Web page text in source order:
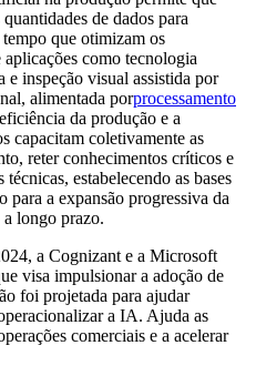
de dados para
que otimizam os
aplicações como tecnologia
inspeção visual assistida por
alimentada porprocessamento
da produção e a
capacitam coletivamente as
reter conhecimentos críticos e
estabelecendo as bases
a expansão progressiva da
longo prazo.
a Cognizant e a Microsoft
visa impulsionar a adoção de
foi projetada para ajudar
a IA. Ajuda as
comerciais e a acelerar